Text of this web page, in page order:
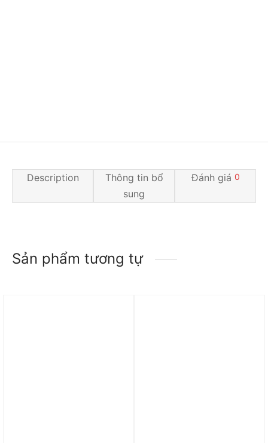
Description
Thông tin bổ
sung
Đánh giá 0
Sản phẩm tương tự